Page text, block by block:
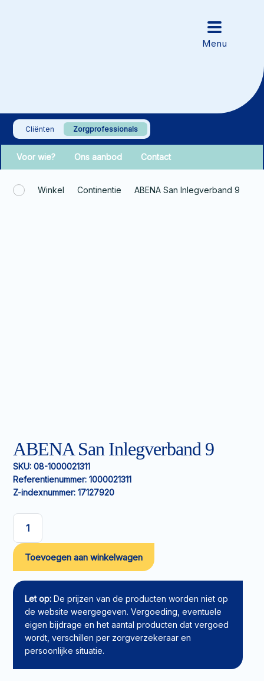
Cliënten Zorgprofessionals
Voor wie? Ons aanbod Contact
Winkel Continentie ABENA San Inlegverband 9
ABENA San Inlegverband 9
SKU: 08-1000021311
Referentienummer: 1000021311
Z-indexnummer: 17127920
ABENA
San
Inlegverband
9
aantal
Toevoegen aan winkelwagen
Let op: De prijzen van de producten worden niet op
de website weergegeven. Vergoeding, eventuele
eigen bijdrage en het aantal producten dat vergoed
wordt, verschillen per zorgverzekeraar en
persoonlijke situatie.